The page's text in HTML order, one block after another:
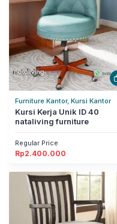
Furniture Kantor, Kursi Kantor
Kursi Kerja Unik ID 40
nataliving furniture
Regular Price
Rp2.400.000